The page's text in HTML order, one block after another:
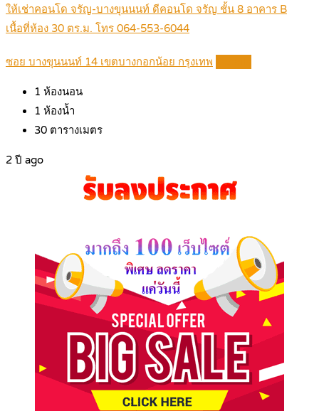
ให้เช่าคอนโด จรัญ-บางขุนนนท์ ดีคอนโด จรัญ ชั้น 8 อาคาร B
เนื้อที่ห้อง 30 ตร.ม. โทร 064-553-6044
ซอย บางขุนนนท์ 14 เขตบางกอกน้อย กรุงเทพ
1 ห้องนอน
1 ห้องน้ำ
30 ตารางเมตร
2 ปี ago